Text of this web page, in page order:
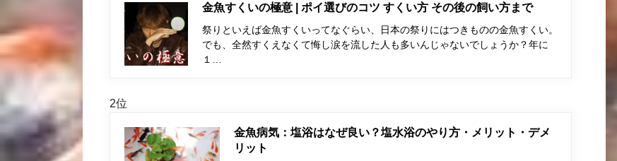
金魚すくいの極意 | ポイ選びのコツ すくい方 その後の飼い方まで
祭りといえば金魚すくいってなぐらい、日本の祭りにはつきものの金魚すくい。
でも、全然すくえなくて悔し涙を流した人も多いんじゃないでしょうか？年に
１…
2位
金魚病気：塩浴はなぜ良い？塩水浴のやり方・メリット・デメ
リット